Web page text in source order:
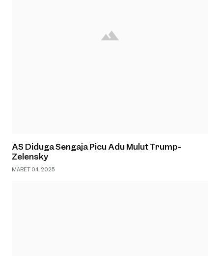
AS Diduga Sengaja Picu Adu Mulut Trump-
Zelensky
MARET 04, 2025